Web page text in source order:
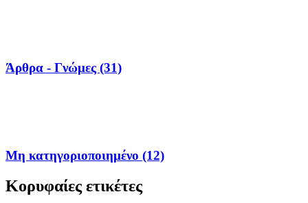
Άρθρα - Γνώμες (31)
Μη κατηγοριοποιημένο (12)
Κορυφαίες ετικέτες